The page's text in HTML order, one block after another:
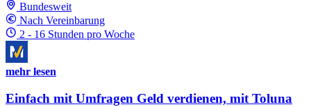
Bundesweit
Nach Vereinbarung
2 - 16 Stunden pro Woche
mehr lesen
Einfach mit Umfragen Geld verdienen, mit Toluna